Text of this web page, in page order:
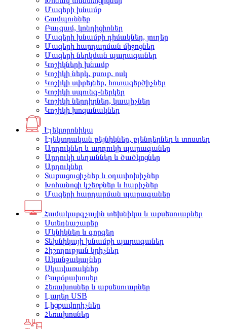
Մազերի խնամք
Շամպուններ
Բալզամ, կոնդիցիոներ
Մազերի խնամքի դիմակներ, յուղեր
Մազերի հարդարման միջոցներ
Մազերի ներկման պարագաներ
Կոշիկների խնամք
Կոշիկի ներկ, քսուք, ոսկ
Կոշիկի սփրեյներ, հոտազերծիչներ
Կոշիկի սպունգ-ներկեր
Կոշիկի ներդիրներ, կապիչներ
Կոշիկի խոզանակներ
Էլեկտրոնիկա
Էլեկտրական թեյնիկներ, բլենդերներ և տոստեր
Արդուկներ և արդուկի պարագաներ
Արդուկի սեղաններ և ծածկոցներ
Արդուկներ
Տաքացուցիչներ և օդափոխիչներ
Խոհանոցի կշեռքներ և հարիչներ
Մազերի հարդարման պարագաներ
Համակարգչային տեխնիկա և աքսեսուարներ
Ստեղնաշարեր
Մկնիկներ և գորգեր
Տեխնիկայի խնամքի պարագաներ
Հիշողության կրիչներ
Ականջակալներ
Սկավառակներ
Բարձրախոսեր
Հեռախոսներ և աքսեսուարներ
Լարեր USB
Լիցքավորիչներ
Հեռախոսներ